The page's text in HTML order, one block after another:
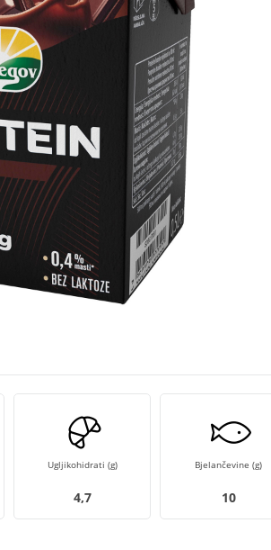
Ugljikohidrati (g)
4,7
Bjelančevine (g)
10